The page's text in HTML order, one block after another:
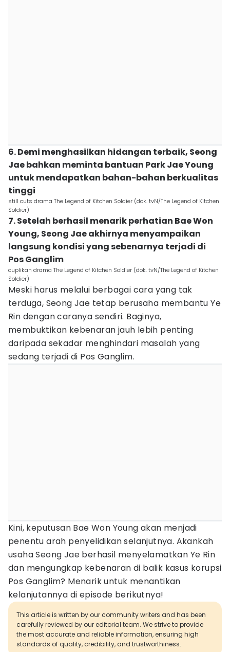
6. Demi menghasilkan hidangan terbaik, Seong
Jae bahkan meminta bantuan Park Jae Young
untuk mendapatkan bahan-bahan berkualitas
tinggi
still cuts drama The Legend of Kitchen Soldier (dok. tvN/The Legend of Kitchen
Soldier)
7. Setelah berhasil menarik perhatian Bae Won
Young, Seong Jae akhirnya menyampaikan
langsung kondisi yang sebenarnya terjadi di
Pos Ganglim
cuplikan drama The Legend of Kitchen Soldier (dok. tvN/The Legend of Kitchen
Soldier)
Meski harus melalui berbagai cara yang tak
terduga, Seong Jae tetap berusaha membantu Ye
Rin dengan caranya sendiri. Baginya,
membuktikan kebenaran jauh lebih penting
daripada sekadar menghindari masalah yang
sedang terjadi di Pos Ganglim.
Kini, keputusan Bae Won Young akan menjadi
penentu arah penyelidikan selanjutnya. Akankah
usaha Seong Jae berhasil menyelamatkan Ye Rin
dan mengungkap kebenaran di balik kasus korupsi
Pos Ganglim? Menarik untuk menantikan
kelanjutannya di episode berikutnya!
This article is written by our community writers and has been
carefully reviewed by our editorial team. We strive to provide
the most accurate and reliable information, ensuring high
standards of quality, credibility, and trustworthiness.